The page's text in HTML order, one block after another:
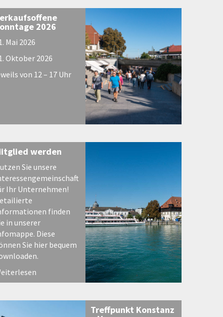
2026
Mai 2026
Oktober 2026
von 12 – 17 Uhr
werden
Sie unsere
Ihr Unternehmen!
finden
in unserer
Diese
Sie hier bequem
Treffpunkt Konstanz